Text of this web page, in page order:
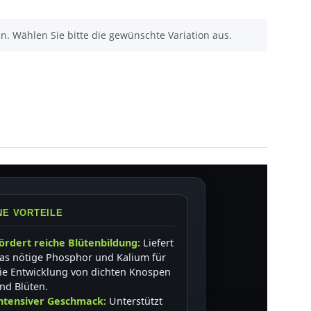
Wählen Sie bitte die gewünschte Variation aus.
VORTEILE
reiche Blütenbildung: Liefert
nötige Phosphor und Kalium für
Entwicklung von dichten Knospen
Blüten.
Geschmack: Unterstützt